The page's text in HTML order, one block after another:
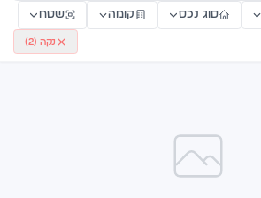
סוג נכס קומה שטח
נקה (2
)